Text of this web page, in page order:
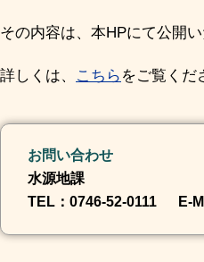
その内容は、本HPにて公開い
詳しくは、 こちら をご覧くだ
お問い合わせ
水源地課
TEL ：0746-52-0111 E-